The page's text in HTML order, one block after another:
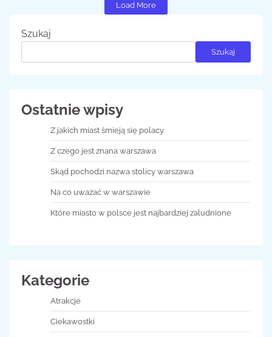
Load More
Szukaj
Szukaj
Ostatnie wpisy
Z jakich miast śmieją się polacy
Z czego jest znana warszawa
Skąd pochodzi nazwa stolicy warszawa
Na co uważać w warszawie
Które miasto w polsce jest najbardziej zaludnione
Kategorie
Atrakcje
Ciekawostki